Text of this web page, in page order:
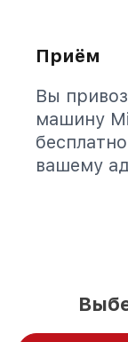
Приём
Вы
машину
вашему